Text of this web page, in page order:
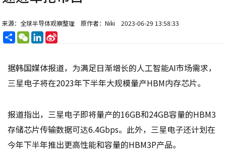
来源：全球半导体观察整理 原作者：Niki 2023-06-29 13:58:33
分
享
WeChatLinkedIn
据韩国媒体报道，为满足日渐增长的人工智能AI市场需求，
三星电子将在2023年下半年大规模量产HBM内存芯片。
报道指出，三星电子即将量产的16GB和24GB容量的HBM3
存储芯片传输数据可达6.4Gbps。此外，三星电子还计划在
今年下半年推出更高性能和容量的HBM3P产品。